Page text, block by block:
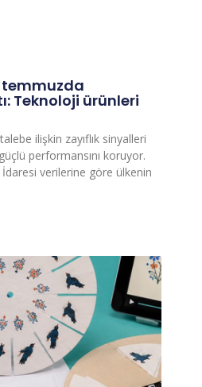
temmuzda
Teknoloji ürünleri
ilişkin zayıflık sinyalleri
performansını koruyor.
verilerine göre ülkenin